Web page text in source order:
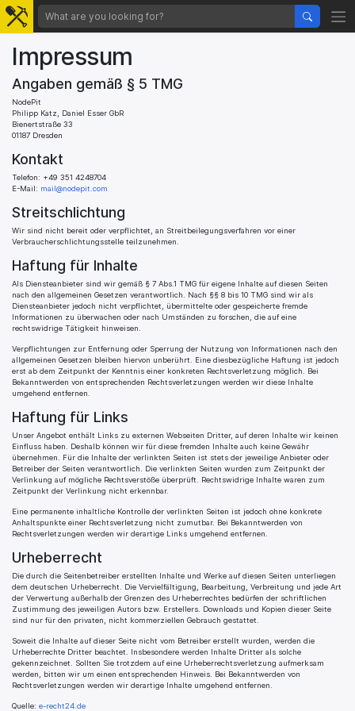
Impressum
Angaben gemäß § 5 TMG
NodePit
Philipp Katz, Daniel Esser GbR
Bienertstraße 33
01187 Dresden
Kontakt
Telefon: +49 351 4248704
E-Mail: mail@nodepit.com
Streitschlichtung
Wir sind nicht bereit oder verpflichtet, an Streitbeilegungsverfahren vor einer
Verbraucherschlichtungsstelle teilzunehmen.
Haftung für Inhalte
Als Diensteanbieter sind wir gemäß § 7 Abs.1 TMG für eigene Inhalte auf diesen Seiten
nach den allgemeinen Gesetzen verantwortlich. Nach §§ 8 bis 10 TMG sind wir als
Diensteanbieter jedoch nicht verpflichtet, übermittelte oder gespeicherte fremde
Informationen zu überwachen oder nach Umständen zu forschen, die auf eine
rechtswidrige Tätigkeit hinweisen.
Verpflichtungen zur Entfernung oder Sperrung der Nutzung von Informationen nach den
allgemeinen Gesetzen bleiben hiervon unberührt. Eine diesbezügliche Haftung ist jedoch
erst ab dem Zeitpunkt der Kenntnis einer konkreten Rechtsverletzung möglich. Bei
Bekanntwerden von entsprechenden Rechtsverletzungen werden wir diese Inhalte
umgehend entfernen.
Haftung für Links
Unser Angebot enthält Links zu externen Webseiten Dritter, auf deren Inhalte wir keinen
Einfluss haben. Deshalb können wir für diese fremden Inhalte auch keine Gewähr
übernehmen. Für die Inhalte der verlinkten Seiten ist stets der jeweilige Anbieter oder
Betreiber der Seiten verantwortlich. Die verlinkten Seiten wurden zum Zeitpunkt der
Verlinkung auf mögliche Rechtsverstöße überprüft. Rechtswidrige Inhalte waren zum
Zeitpunkt der Verlinkung nicht erkennbar.
Eine permanente inhaltliche Kontrolle der verlinkten Seiten ist jedoch ohne konkrete
Anhaltspunkte einer Rechtsverletzung nicht zumutbar. Bei Bekanntwerden von
Rechtsverletzungen werden wir derartige Links umgehend entfernen.
Urheberrecht
Die durch die Seitenbetreiber erstellten Inhalte und Werke auf diesen Seiten unterliegen
dem deutschen Urheberrecht. Die Vervielfältigung, Bearbeitung, Verbreitung und jede Art
der Verwertung außerhalb der Grenzen des Urheberrechtes bedürfen der schriftlichen
Zustimmung des jeweiligen Autors bzw. Erstellers. Downloads und Kopien dieser Seite
sind nur für den privaten, nicht kommerziellen Gebrauch gestattet.
Soweit die Inhalte auf dieser Seite nicht vom Betreiber erstellt wurden, werden die
Urheberrechte Dritter beachtet. Insbesondere werden Inhalte Dritter als solche
gekennzeichnet. Sollten Sie trotzdem auf eine Urheberrechtsverletzung aufmerksam
werden, bitten wir um einen entsprechenden Hinweis. Bei Bekanntwerden von
Rechtsverletzungen werden wir derartige Inhalte umgehend entfernen.
Quelle: e-recht24.de